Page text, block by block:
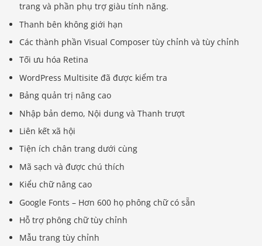
trang và phần phụ trợ giàu tính năng.
Thanh bên không giới hạn
Các thành phần Visual Composer tùy chỉnh và tùy chỉnh
Tối ưu hóa Retina
WordPress Multisite đã được kiểm tra
Bảng quản trị nâng cao
Nhập bản demo, Nội dung và Thanh trượt
Liên kết xã hội
Tiện ích chân trang dưới cùng
Mã sạch và được chú thích
Kiểu chữ nâng cao
Google Fonts – Hơn 600 họ phông chữ có sẵn
Hỗ trợ phông chữ tùy chỉnh
Mẫu trang tùy chỉnh